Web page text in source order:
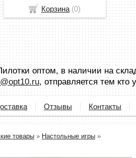
оптом, в наличии на
, отправляется тем кто
Отзывы Контакты
товары » Настольные игры »
Корзина (0)